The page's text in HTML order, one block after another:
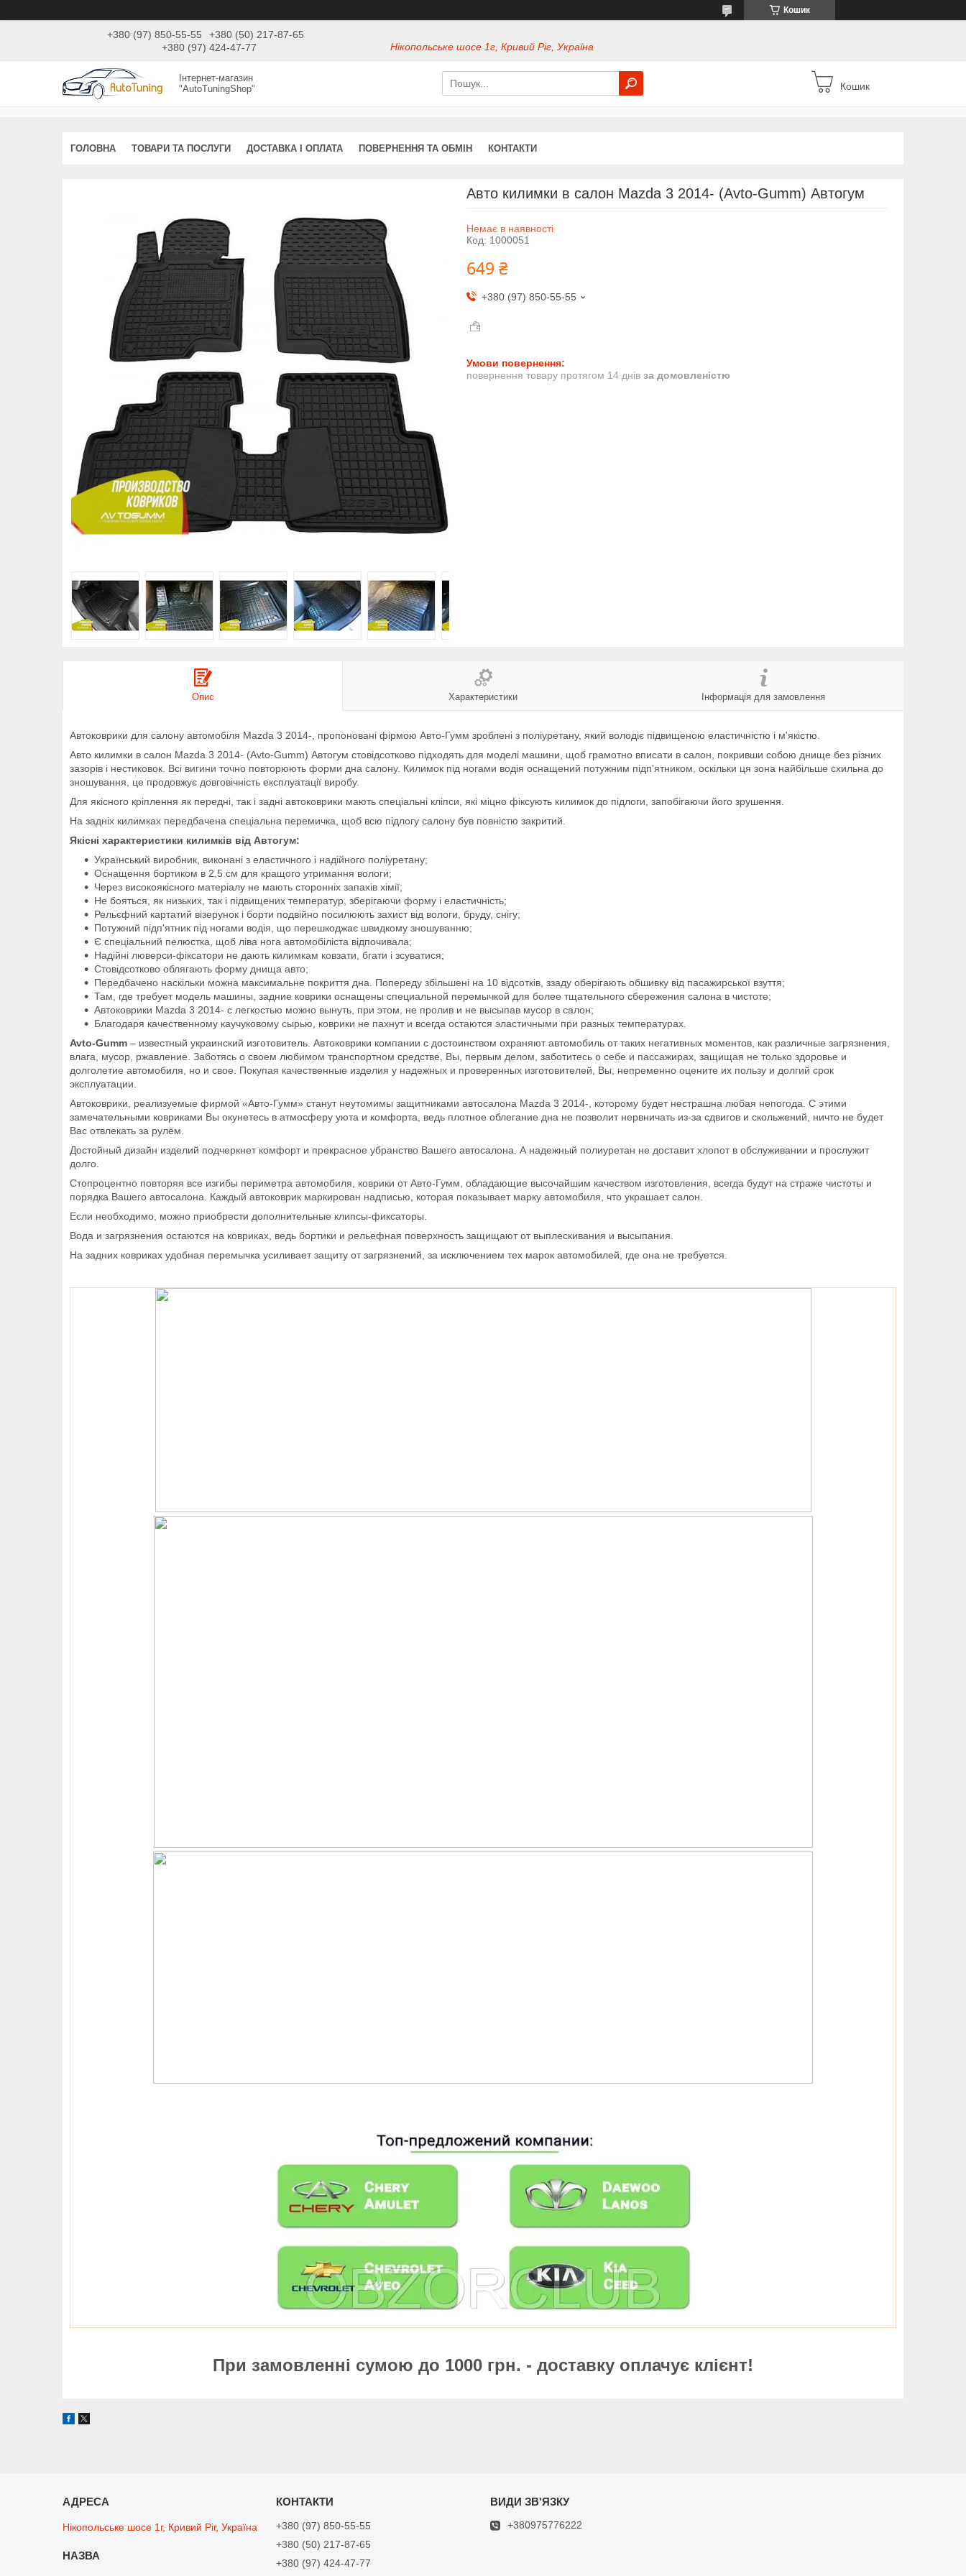
Кошик
+380 (97) 850-55-55
+380 (50) 217-87-65
+380 (97) 424-47-77
Нікопольське шосе 1г, Кривий Ріг, Україна
Інтернет-магазин
"AutoTuningShop"
Кошик
ГОЛОВНА ТОВАРИ ТА ПОСЛУГИ ДОСТАВКА І ОПЛАТА ПОВЕРНЕННЯ ТА ОБМІН КОНТАКТИ
Авто килимки в салон Mazda 3 2014- (Avto-Gumm) Автогум
Немає в наявності
Код: 1000051
649 ₴
+380 (97) 850-55-55
повернення товару протягом 14 днів за домовленістю
Опис Характеристики Інформація для замовлення
Автоковрики для салону автомобіля Mazda 3 2014-, пропоновані фірмою Авто-Гумм зроблені з поліуретану, який володіє підвищеною еластичністю і м'якістю.
Авто килимки в салон Mazda 3 2014- (Avto-Gumm) Автогум стовідсотково підходять для моделі машини, щоб грамотно вписати в салон, покривши собою днище без різних
зазорів і нестиковок. Всі вигини точно повторюють форми дна салону. Килимок під ногами водія оснащений потужним підп'ятником, оскільки ця зона найбільше схильна до
зношування, це продовжує довговічність експлуатації виробу.
Для якісного кріплення як передні, так і задні автоковрики мають спеціальні кліпси, які міцно фіксують килимок до підлоги, запобігаючи його зрушення.
На задніх килимках передбачена спеціальна перемичка, щоб всю підлогу салону був повністю закритий.
Якісні характеристики килимків від Автогум:
Український виробник, виконані з еластичного і надійного поліуретану;
Оснащення бортиком в 2,5 см для кращого утримання вологи;
Через високоякісного матеріалу не мають сторонніх запахів хімії;
Не бояться, як низьких, так і підвищених температур, зберігаючи форму і еластичність;
Рельєфний картатий візерунок і борти подвійно посилюють захист від вологи, бруду, снігу;
Потужний підп'ятник під ногами водія, що перешкоджає швидкому зношуванню;
Є спеціальний пелюстка, щоб ліва нога автомобіліста відпочивала;
Надійні люверси-фіксатори не дають килимкам ковзати, бгати і зсуватися;
Стовідсотково облягають форму днища авто;
Передбачено наскільки можна максимальне покриття дна. Попереду збільшені на 10 відсотків, ззаду оберігають обшивку від пасажирської взуття;
Там, где требует модель машины, задние коврики оснащены специальной перемычкой для более тщательного сбережения салона в чистоте;
Автоковрики Mazda 3 2014- с легкостью можно вынуть, при этом, не пролив и не высыпав мусор в салон;
Благодаря качественному каучуковому сырью, коврики не пахнут и всегда остаются эластичными при разных температурах.
Avto-Gumm – известный украинский изготовитель. Автоковрики компании с достоинством охраняют автомобиль от таких негативных моментов, как различные загрязнения,
влага, мусор, ржавление. Заботясь о своем любимом транспортном средстве, Вы, первым делом, заботитесь о себе и пассажирах, защищая не только здоровье и
долголетие автомобиля, но и свое. Покупая качественные изделия у надежных и проверенных изготовителей, Вы, непременно оцените их пользу и долгий срок
эксплуатации.
Автоковрики, реализуемые фирмой «Авто-Гумм» станут неутомимы защитниками автосалона Mazda 3 2014-, которому будет нестрашна любая непогода. С этими
замечательными ковриками Вы окунетесь в атмосферу уюта и комфорта, ведь плотное облегание дна не позволит нервничать из-за сдвигов и скольжений, ничто не будет
Вас отвлекать за рулём.
Достойный дизайн изделий подчеркнет комфорт и прекрасное убранство Вашего автосалона. А надежный полиуретан не доставит хлопот в обслуживании и прослужит
долго.
Стопроцентно повторяя все изгибы периметра автомобиля, коврики от Авто-Гумм, обладающие высочайшим качеством изготовления, всегда будут на страже чистоты и
порядка Вашего автосалона. Каждый автоковрик маркирован надписью, которая показывает марку автомобиля, что украшает салон.
Если необходимо, можно приобрести дополнительные клипсы-фиксаторы.
Вода и загрязнения остаются на ковриках, ведь бортики и рельефная поверхность защищают от выплескивания и высыпания.
На задних ковриках удобная перемычка усиливает защиту от загрязнений, за исключением тех марок автомобилей, где она не требуется.
При замовленні сумою до 1000 грн. - доставку оплачує клієнт!
Нікопольське шосе 1г, Кривий Ріг, Україна
+380 (97) 850-55-55
+380 (50) 217-87-65
+380 (97) 424-47-77
+380975776222